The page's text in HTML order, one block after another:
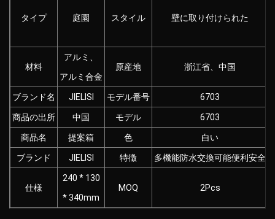
タイプ 庭園 スタイル 壁に取り付けられた
材料
アルミ、
アルミ合金
原産地 浙江省、中国
ブランド名 JIELISI モデル番号 6703
商品の出所 中国 モデル 6703
商品名 提案箱 色 白い
ブランド JIELISI 特徴 多機能防水交換可能便利安全
仕様
240 * 130
* 340mm
MOQ 2Pcs